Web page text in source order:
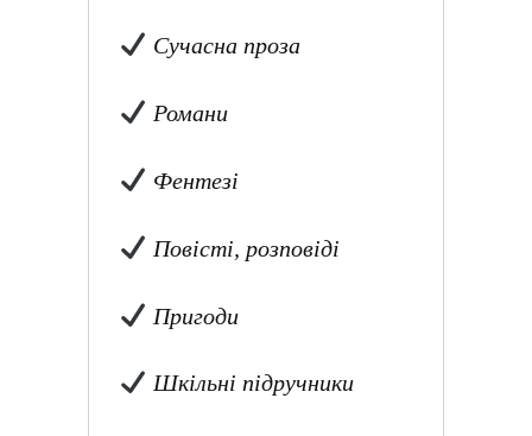
Сучасна проза
Романи
Фентезі
Повісті, розповіді
Пригоди
Шкільні підручники